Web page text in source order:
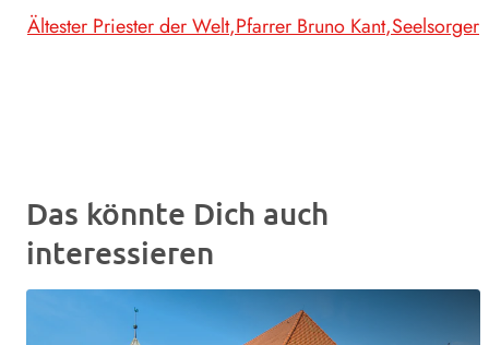
Ältester Priester der Welt Pfarrer Bruno Kant Seelsorger
Das könnte Dich auch
interessieren